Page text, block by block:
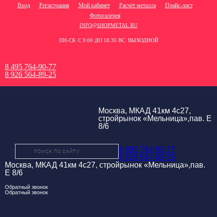
Вход Регистрация Мой кабинет Расчёт металла
Прайс-лист
Фотогалерея
INFO@SHOPMETAL.RU
ПН-СБ: С 9:00 ДО 18:30 ВС: ВЫХОДНОЙ
8 495 764-90-77
8 926 564-89-25
Москва, МКАД 41км 4с27,
стройрынок «Мельница»,пав. Е
8/6
8 495 764-90-77
8 926 564-89-25
Москва, МКАД 41км 4с27, стройрынок «Мельница»,пав.
Е 8/6
Обратный звонок
Обратный звонок